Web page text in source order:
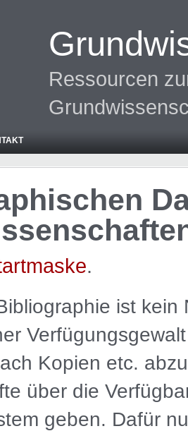
Ressourcen
.
ist kein
Kopien etc.
über die
geben. Dafür